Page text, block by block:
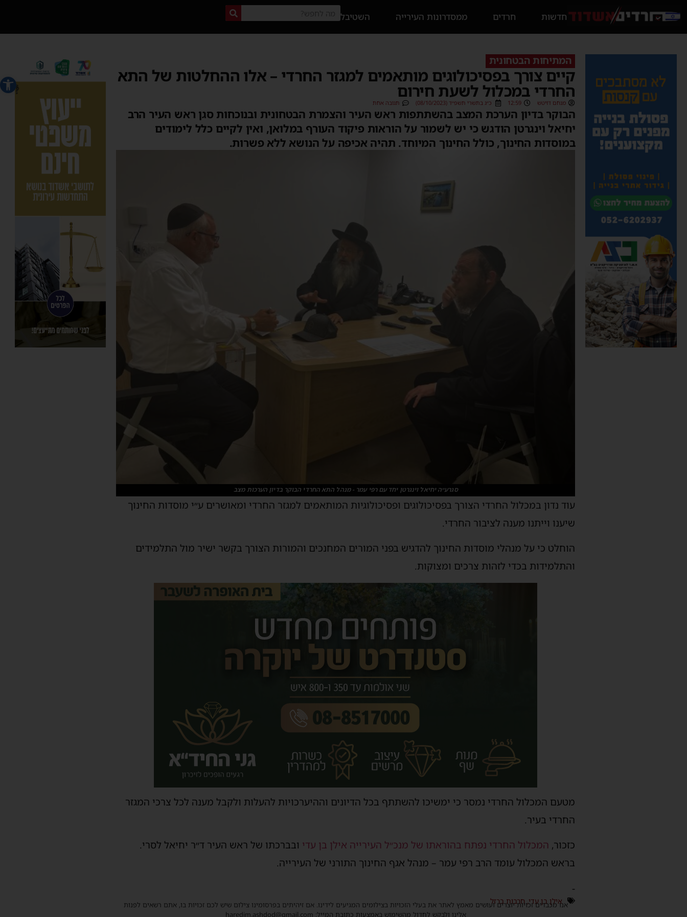
פתח
חדשות חרדים ממסדרונות העירייה השטיבל
המתיחות הבטחונית
קיים צורך בפסיכולוגים מותאמים למגזר החרדי – אלו ההחלטות של התא
החרדי במכלול לשעת חירום
מנחם דויטש 12:59 כ״ג בתשרי תשפ״ד (08/10/2023) תגובה אחת
הבוקר בדיון הערכת המצב בהשתתפות ראש העיר והצמרת הבטחונית ובנוכחות סגן ראש העיר הרב
יחיאל וינגרטן הודגש כי יש לשמור על הוראות פיקוד העורף במלואן, ואין לקיים כלל לימודים
במוסדות החינוך, כולל החינוך המיוחד. תהיה אכיפה על הנושא ללא פשרות.
סגרע״ה יחיאל וינגרטן יחד עם רפי עמר - מנהל התא החרדי הבוקר בדיון הערכות מצב
עוד נדון במכלול החרדי הצורך בפסיכולוגים ופסיכולוגיות המותאמים למגזר החרדי ומאושרים ע״י מוסדות החינוך
שיענו וייתנו מענה לציבור החרדי.
הוחלט כי על מנהלי מוסדות החינוך להדגיש בפני המורים המחנכים והמורות הצורך בקשר ישיר מול התלמידים
והתלמידות בכדי לזהות צרכים ומצוקות.
מטעם המכלול החרדי נמסר כי ימשיכו להשתתף בכל הדיונים וההיערכויות להעלות ולקבל מענה לכל צרכי המגזר
החרדי בעיר.
כזכור, המכלול החרדי נפתח בהוראתו של מנכ״ל העירייה אילן בן עדי ובברכתו של ראש העיר ד״ר יחיאל לסרי.
בראש המכלול עומד הרב רפי עמר – מנהל אגף החינוך התורני של העירייה.
-
אילן בן עדי, חרבות ברזל
אנו מכבדים זכויות יוצרים ועושים מאמץ לאתר את בעלי הזכויות בצילומים המגיעים לידינו. אם זיהיתים בפרסומינו צילום שיש לכם זכויות בו, אתם רשאים לפנות
אלינו ולבקש לחדול מהשימוש באמצעות כתובת המייל: haredim.ashdod@gmail.com